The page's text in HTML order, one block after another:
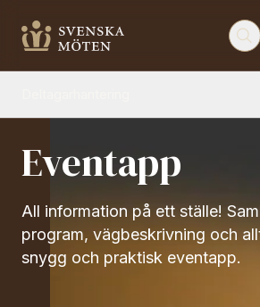
Eventapp
All information på ett ställe!
program, vägbeskrivning och
snygg och praktisk eventapp.